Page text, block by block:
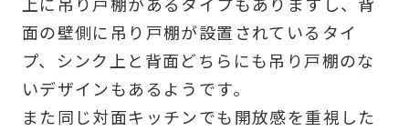
面の壁側に吊り戸棚が設置されているタイ
プ、シンク上と背面どちらにも吊り戸棚のな
いデザインもあるようです。
また同じ対面キッチンでも開放感を重視した